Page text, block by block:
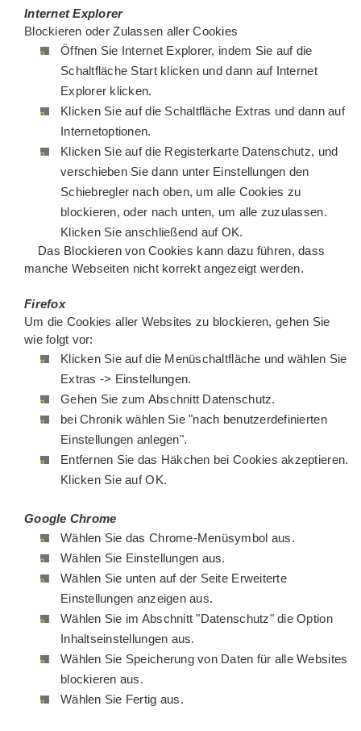
Internet Explorer
Blockieren oder Zulassen aller Cookies
Öffnen Sie Internet Explorer, indem Sie auf die
Schaltfläche Start klicken und dann auf Internet
Explorer klicken.
Klicken Sie auf die Schaltfläche Extras und dann auf
Internetoptionen.
Klicken Sie auf die Registerkarte Datenschutz, und
verschieben Sie dann unter Einstellungen den
Schiebregler nach oben, um alle Cookies zu
blockieren, oder nach unten, um alle zuzulassen.
Klicken Sie anschließend auf OK.
Das Blockieren von Cookies kann dazu führen, dass
manche Webseiten nicht korrekt angezeigt werden.
Firefox
Um die Cookies aller Websites zu blockieren, gehen Sie
wie folgt vor:
Klicken Sie auf die Menüschaltfläche und wählen Sie
Extras -> Einstellungen.
Gehen Sie zum Abschnitt Datenschutz.
bei Chronik wählen Sie "nach benutzerdefinierten
Einstellungen anlegen".
Entfernen Sie das Häkchen bei Cookies akzeptieren.
Klicken Sie auf OK.
Google Chrome
Wählen Sie das Chrome-Menüsymbol aus.
Wählen Sie Einstellungen aus.
Wählen Sie unten auf der Seite Erweiterte
Einstellungen anzeigen aus.
Wählen Sie im Abschnitt "Datenschutz" die Option
Inhaltseinstellungen aus.
Wählen Sie Speicherung von Daten für alle Websites
blockieren aus.
Wählen Sie Fertig aus.